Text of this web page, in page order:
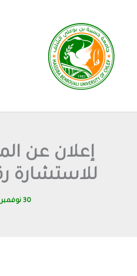
المحتوى
إعلان عن
للاستشارة رقم 36-
30 نوفمبر، 2025